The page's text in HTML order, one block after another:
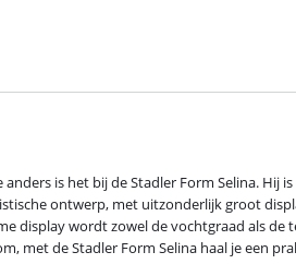
is het bij de Stadler Form Selina. Hij
ontwerp, met uitzonderlijk groot
display wordt zowel de vochtgraad als
met de Stadler Form Selina haal je een